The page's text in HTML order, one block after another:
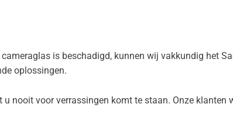
is beschadigd, kunnen wij vakkundig het
oplossingen.
nooit voor verrassingen komt te staan. Onze klanten